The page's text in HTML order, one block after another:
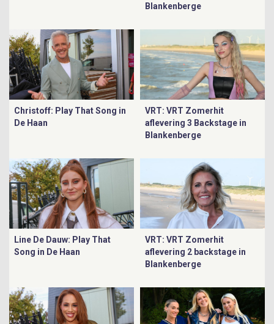
Blankenberge
Christoff: Play That Song in
De Haan
VRT: VRT Zomerhit
aflevering 3 Backstage in
Blankenberge
Line De Dauw: Play That
Song in De Haan
VRT: VRT Zomerhit
aflevering 2 backstage in
Blankenberge